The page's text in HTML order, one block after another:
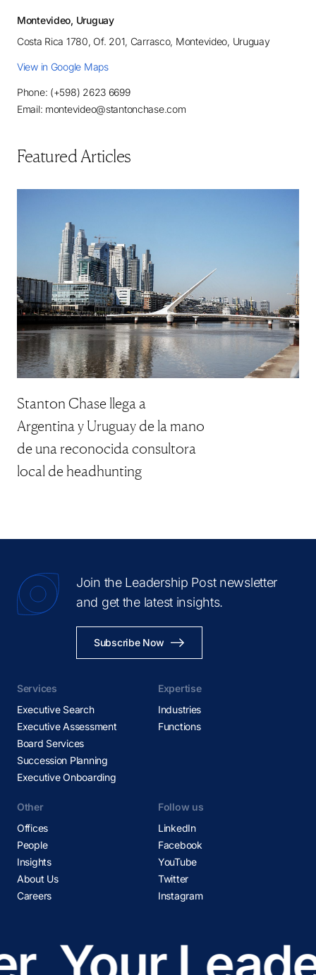
Montevideo, Uruguay
Costa Rica 1780, Of. 201, Carrasco, Montevideo, Uruguay
View in Google Maps
Phone: (+598) 2623 6699
Email: montevideo@stantonchase.com
Featured Articles
Stanton Chase llega a
Argentina y Uruguay de la mano
de una reconocida consultora
local de headhunting
Join the Leadership Post newsletter
and get the latest insights.
Subscribe Now
Services
Executive Search
Executive Assessment
Board Services
Succession Planning
Executive Onboarding
Expertise
Industries
Functions
Other
Offices
People
Insights
About Us
Careers
Follow us
LinkedIn
Facebook
YouTube
Twitter
Instagram